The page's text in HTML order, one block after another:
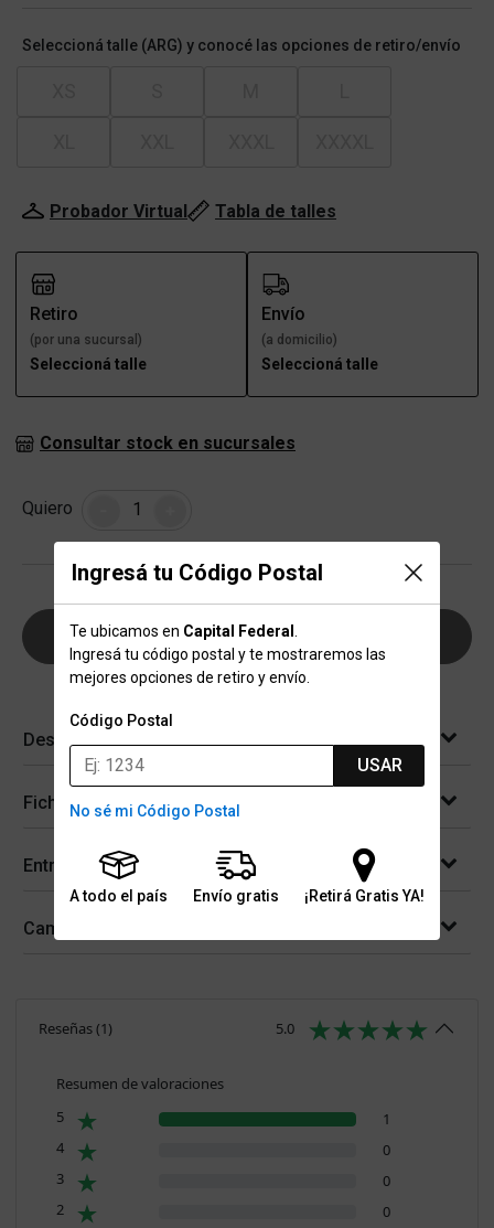
Ingresá tu Código Postal
Te ubicamos en Capital Federal
Ingresá tu código postal y te mostraremos las
mejores opciones de retiro y envío.
Código Postal
USAR
No sé mi Código Postal
A todo el país Envío gratis ¡Retirá Gratis YA!
Seleccioná talle (ARG) y conocé las opciones de retiro/envío
Probador Virtual Tabla de talles
Retiro
(por una sucursal)
Seleccioná talle
Envío
(a domicilio)
Seleccioná talle
Consultar stock en sucursales
Quiero Cantidad
AGREGAR AL CARRITO
Descripción
Ficha técnica
Entregas
Cambios y devoluciones
Reseñas(1) 5.0
Resumen de valoraciones
5
1
4
0
3
0
2
0